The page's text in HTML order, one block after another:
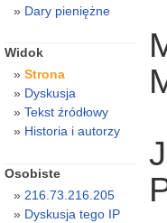
Dary pieniężne
Widok
Strona
Dyskusja
Tekst źródłowy
Historia i autorzy
Osobiste
216.73.216.205
Dyskusja tego IP